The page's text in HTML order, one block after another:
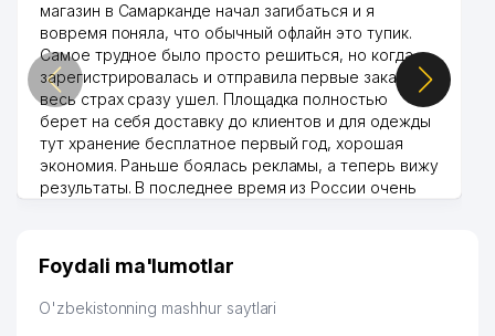
магазин в Самарканде начал загибаться и я
вовремя поняла, что обычный офлайн это тупик.
Самое трудное было просто решиться, но когда
зарегистрировалась и отправила первые заказы,
весь страх сразу ушел. Площадка полностью
берет на себя доставку до клиентов и для одежды
тут хранение бесплатное первый год, хорошая
экономия. Раньше боялась рекламы, а теперь вижу
результаты. В последнее время из России очень
дальше развиваюсь потихоньку😊
Hamida 03.08.2026 12:45:39
Foydali ma'lumotlar
O'zbekistonning mashhur saytlari